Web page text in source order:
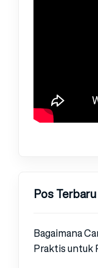
Pos Terbaru
Bagaimana
Praktis untuk